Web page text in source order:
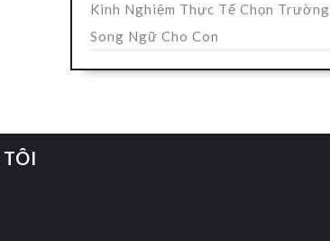
Kinh Nghiệm Thực Tế Chọn Trường
Song Ngữ Cho Con